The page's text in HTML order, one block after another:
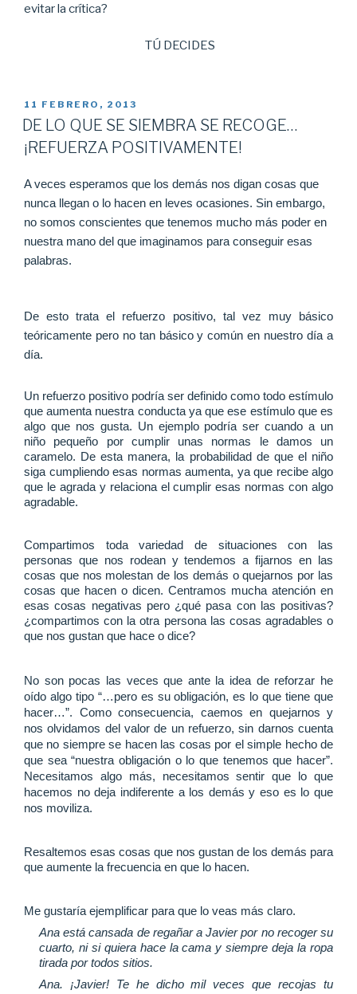
evitar la crítica?
TÚ DECIDES
PUBLICADO
EL
11 FEBRERO, 2013
DE LO QUE SE SIEMBRA SE RECOGE…
¡REFUERZA POSITIVAMENTE!
A veces esperamos que los demás nos digan cosas que
nunca llegan o lo hacen en leves ocasiones. Sin embargo,
no somos conscientes que tenemos mucho más poder en
nuestra mano del que imaginamos para conseguir esas
palabras.
De esto trata el refuerzo positivo, tal vez muy básico
teóricamente pero no tan básico y común en nuestro día a
día.
Un refuerzo positivo podría ser definido como todo estímulo
que aumenta nuestra conducta ya que ese estímulo que es
algo que nos gusta. Un ejemplo podría ser cuando a un
niño pequeño por cumplir unas normas le damos un
caramelo. De esta manera, la probabilidad de que el niño
siga cumpliendo esas normas aumenta, ya que recibe algo
que le agrada y relaciona el cumplir esas normas con algo
agradable.
Compartimos toda variedad de situaciones con las
personas que nos rodean y tendemos a fijarnos en las
cosas que nos molestan de los demás o quejarnos por las
cosas que hacen o dicen. Centramos mucha atención en
esas cosas negativas pero ¿qué pasa con las positivas?
¿compartimos con la otra persona las cosas agradables o
que nos gustan que hace o dice?
No son pocas las veces que ante la idea de reforzar he
oído algo tipo “…pero es su obligación, es lo que tiene que
hacer…”. Como consecuencia, caemos en quejarnos y
nos olvidamos del valor de un refuerzo, sin darnos cuenta
que no siempre se hacen las cosas por el simple hecho de
que sea “nuestra obligación o lo que tenemos que hacer”.
Necesitamos algo más, necesitamos sentir que lo que
hacemos no deja indiferente a los demás y eso es lo que
nos moviliza.
Resaltemos esas cosas que nos gustan de los demás para
que aumente la frecuencia en que lo hacen.
Me gustaría ejemplificar para que lo veas más claro.
Ana está cansada de regañar a Javier por no recoger su
cuarto, ni si quiera hace la cama y siempre deja la ropa
tirada por todos sitios.
Ana. ¡Javier! Te he dicho mil veces que recojas tu